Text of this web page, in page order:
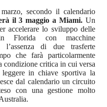
secondo il calendario
il 3 maggio a Miami. Un
accelerare lo sviluppo delle
Florida con macchine
l’assenza di due trasferte
che farà particolarmente
condizione critica in cui versa
in chiave sportiva la
dal calendario un circuito
con una gestione molto